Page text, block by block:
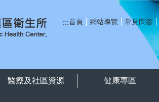
:::首頁 網站導覽 常見問答
醫療及社區資源 健康專區